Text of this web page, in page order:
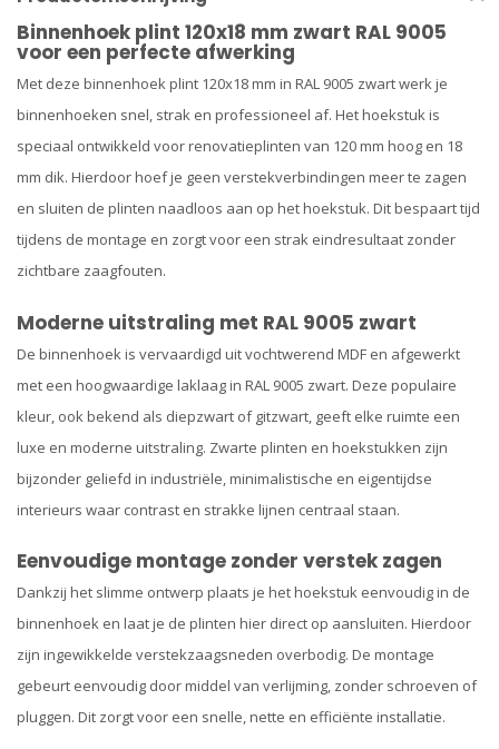
Binnenhoek plint 120x18 mm zwart RAL 9005
voor een perfecte afwerking
Met deze binnenhoek plint 120x18 mm in RAL 9005 zwart werk je
binnenhoeken snel, strak en professioneel af. Het hoekstuk is
speciaal ontwikkeld voor renovatieplinten van 120 mm hoog en 18
mm dik. Hierdoor hoef je geen verstekverbindingen meer te zagen
en sluiten de plinten naadloos aan op het hoekstuk. Dit bespaart tijd
tijdens de montage en zorgt voor een strak eindresultaat zonder
zichtbare zaagfouten.
Moderne uitstraling met RAL 9005 zwart
De binnenhoek is vervaardigd uit vochtwerend MDF en afgewerkt
met een hoogwaardige laklaag in RAL 9005 zwart. Deze populaire
kleur, ook bekend als diepzwart of gitzwart, geeft elke ruimte een
luxe en moderne uitstraling. Zwarte plinten en hoekstukken zijn
bijzonder geliefd in industriële, minimalistische en eigentijdse
interieurs waar contrast en strakke lijnen centraal staan.
Eenvoudige montage zonder verstek zagen
Dankzij het slimme ontwerp plaats je het hoekstuk eenvoudig in de
binnenhoek en laat je de plinten hier direct op aansluiten. Hierdoor
zijn ingewikkelde verstekzaagsneden overbodig. De montage
gebeurt eenvoudig door middel van verlijming, zonder schroeven of
pluggen. Dit zorgt voor een snelle, nette en efficiënte installatie.